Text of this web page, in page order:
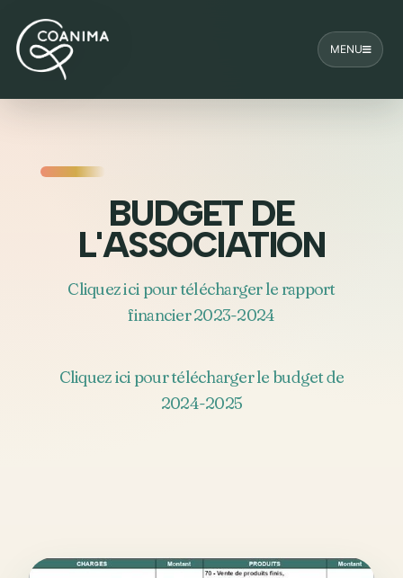
MENU
BUDGET DE
L'ASSOCIATION
Cliquez ici pour télécharger le rapport
financier 2023-2024
Cliquez ici pour télécharger le budget de
2024-2025